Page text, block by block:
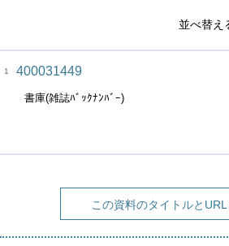
並べ替え
1 400031449
書庫(雑誌ﾊﾞｯｸﾅﾝﾊﾞｰ)
この資料のタイトルと